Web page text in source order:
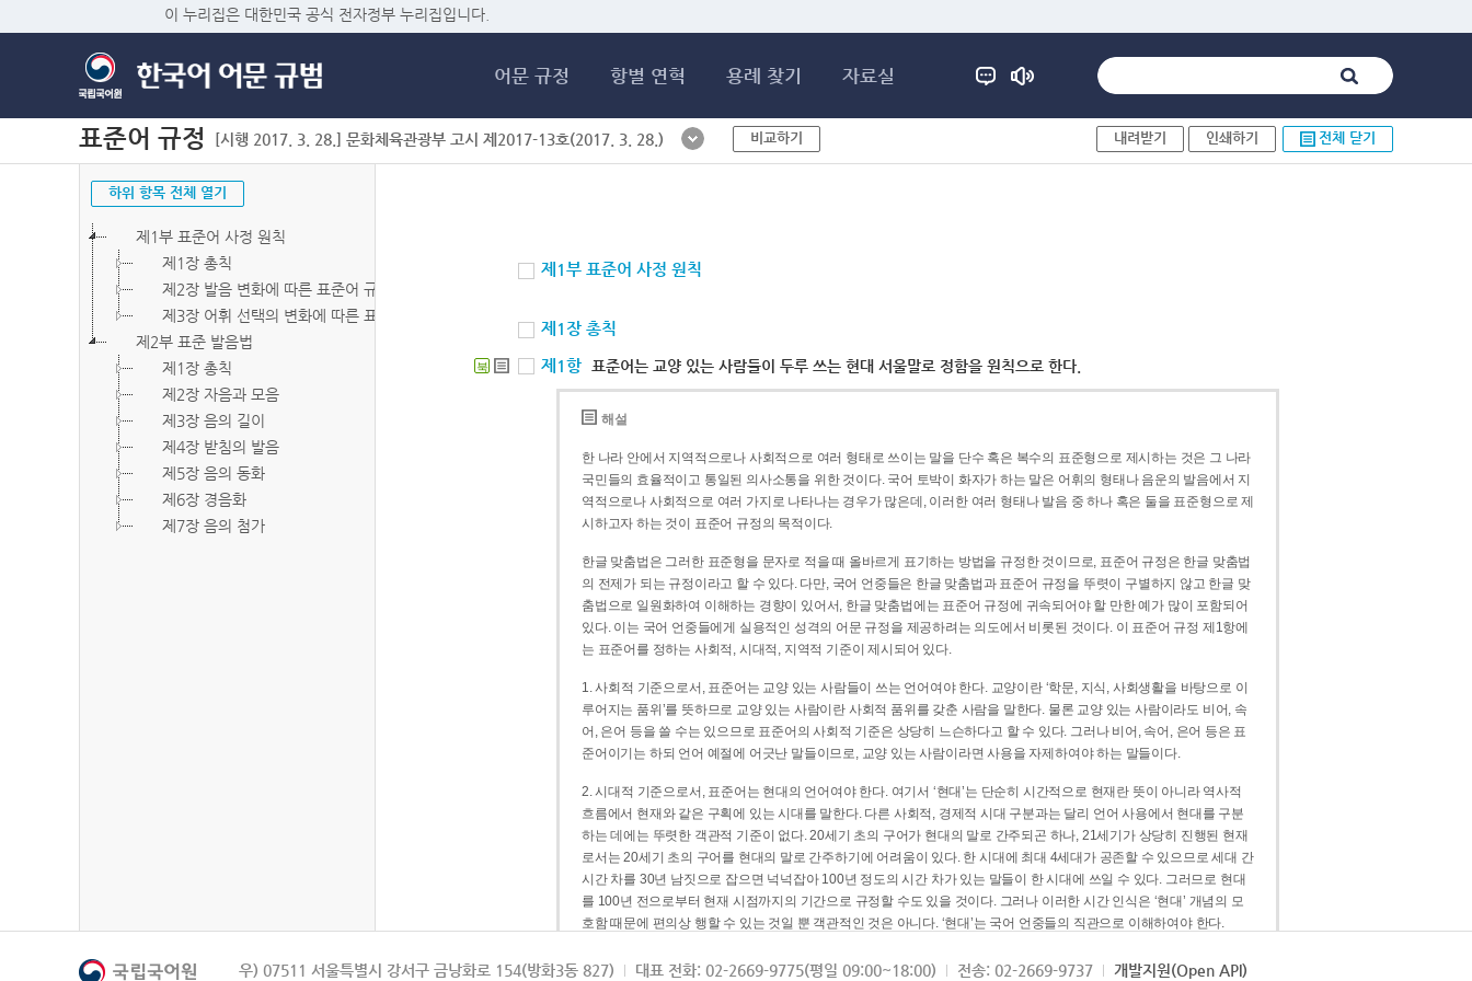
이 누리집은 대한민국 공식 전자정부 누리집입니다.
어문 규정 항별 연혁 용례 찾기 자료실
표준어 규정 [시행 2017. 3. 28.] 문화체육관광부 고시 제2017-13호(2017. 3. 28.) 비교하기 내려받기 인쇄하기 전체 닫기
하위 항목 전체 열기
제1부 표준어 사정 원칙
제1장 총칙
제2장 발음 변화에 따른 표준어 규정
제3장 어휘 선택의 변화에 따른 표준어 규정
제2부 표준 발음법
제1장 총칙
제2장 자음과 모음
제3장 음의 길이
제4장 받침의 발음
제5장 음의 동화
제6장 경음화
제7장 음의 첨가
제1부 표준어 사정 원칙
제1장 총칙
북 제1항 표준어는 교양 있는 사람들이 두루 쓰는 현대 서울말로 정함을 원칙으로 한다.
해설
한 나라 안에서 지역적으로나 사회적으로 여러 형태로 쓰이는 말을 단수 혹은 복수의 표준형으로 제시하는 것은 그 나라
국민들의 효율적이고 통일된 의사소통을 위한 것이다. 국어 토박이 화자가 하는 말은 어휘의 형태나 음운의 발음에서 지
역적으로나 사회적으로 여러 가지로 나타나는 경우가 많은데, 이러한 여러 형태나 발음 중 하나 혹은 둘을 표준형으로 제
시하고자 하는 것이 표준어 규정의 목적이다.
한글 맞춤법은 그러한 표준형을 문자로 적을 때 올바르게 표기하는 방법을 규정한 것이므로, 표준어 규정은 한글 맞춤법
의 전제가 되는 규정이라고 할 수 있다. 다만, 국어 언중들은 한글 맞춤법과 표준어 규정을 뚜렷이 구별하지 않고 한글 맞
춤법으로 일원화하여 이해하는 경향이 있어서, 한글 맞춤법에는 표준어 규정에 귀속되어야 할 만한 예가 많이 포함되어
있다. 이는 국어 언중들에게 실용적인 성격의 어문 규정을 제공하려는 의도에서 비롯된 것이다. 이 표준어 규정 제1항에
는 표준어를 정하는 사회적, 시대적, 지역적 기준이 제시되어 있다.
1. 사회적 기준으로서, 표준어는 교양 있는 사람들이 쓰는 언어여야 한다. 교양이란 ‘학문, 지식, 사회생활을 바탕으로 이
루어지는 품위’를 뜻하므로 교양 있는 사람이란 사회적 품위를 갖춘 사람을 말한다. 물론 교양 있는 사람이라도 비어, 속
어, 은어 등을 쓸 수는 있으므로 표준어의 사회적 기준은 상당히 느슨하다고 할 수 있다. 그러나 비어, 속어, 은어 등은 표
준어이기는 하되 언어 예절에 어긋난 말들이므로, 교양 있는 사람이라면 사용을 자제하여야 하는 말들이다.
2. 시대적 기준으로서, 표준어는 현대의 언어여야 한다. 여기서 ‘현대’는 단순히 시간적으로 현재란 뜻이 아니라 역사적
흐름에서 현재와 같은 구획에 있는 시대를 말한다. 다른 사회적, 경제적 시대 구분과는 달리 언어 사용에서 현대를 구분
하는 데에는 뚜렷한 객관적 기준이 없다. 20세기 초의 구어가 현대의 말로 간주되곤 하나, 21세기가 상당히 진행된 현재
로서는 20세기 초의 구어를 현대의 말로 간주하기에 어려움이 있다. 한 시대에 최대 4세대가 공존할 수 있으므로 세대 간
시간 차를 30년 남짓으로 잡으면 넉넉잡아 100년 정도의 시간 차가 있는 말들이 한 시대에 쓰일 수 있다. 그러므로 현대
를 100년 전으로부터 현재 시점까지의 기간으로 규정할 수도 있을 것이다. 그러나 이러한 시간 인식은 ‘현대’ 개념의 모
호함 때문에 편의상 행할 수 있는 것일 뿐 객관적인 것은 아니다. ‘현대’는 국어 언중들의 직관으로 이해하여야 한다.
3. 지역적 기준으로서, 표준어는 서울말이어야 한다. 이는 표준어의 공용어적 성격을 가장 크게 드러내 주는 기준이다.
우) 07511 서울특별시 강서구 금낭화로 154(방화3동 827) 대표 전화: 02-2669-9775(평일 09:00~18:00) 전송: 02-2669-9737 개발지원(Open API)